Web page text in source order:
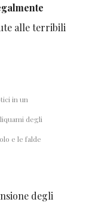
alle terribili
in un
degli
e le falde
degli